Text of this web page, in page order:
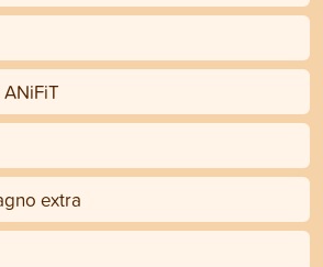
extra